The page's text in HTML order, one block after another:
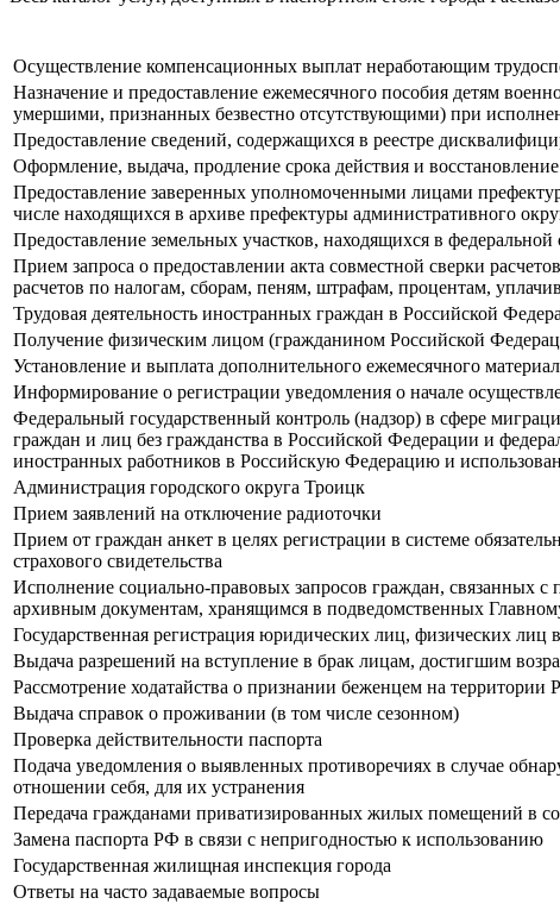
Осуществление компенсационных выплат неработающим
Назначение и предоставление ежемесячного пособия детям
умершими, признанных безвестно отсутствующими) при
Предоставление сведений, содержащихся в реестре
Оформление, выдача, продление срока действия и
Предоставление заверенных уполномоченными лицами
числе находящихся в архиве префектуры административного
Предоставление земельных участков, находящихся в федеральной
Прием запроса о предоставлении акта совместной сверки
расчетов по налогам, сборам, пеням, штрафам, процентам,
Трудовая деятельность иностранных граждан в Российской
Получение физическим лицом (гражданином Российской
Установление и выплата дополнительного ежемесячного
Информирование о регистрации уведомления о начале
Федеральный государственный контроль (надзор) в сфере
граждан и лиц без гражданства в Российской Федерации и
иностранных работников в Российскую Федерацию и
Администрация городского округа Троицк
Прием заявлений на отключение радиоточки
Прием от граждан анкет в целях регистрации в системе
страхового свидетельства
Исполнение социально-правовых запросов граждан, связанных
архивным документам, хранящимся в подведомственных
Государственная регистрация юридических лиц, физических
Выдача разрешений на вступление в брак лицам, достигшим
Рассмотрение ходатайства о признании беженцем на
Выдача справок о проживании (в том числе сезонном)
Проверка действительности паспорта
Подача уведомления о выявленных противоречиях в случае
отношении себя, для их устранения
Передача гражданами приватизированных жилых помещений в
Замена паспорта РФ в связи с непригодностью к использованию
Государственная жилищная инспекция города
Ответы на часто задаваемые вопросы